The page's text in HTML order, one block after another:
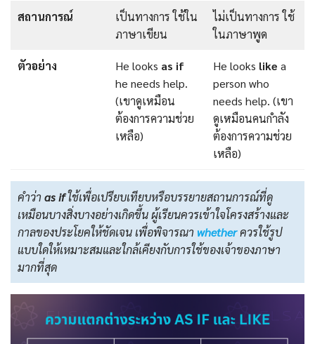
สถานการณ์
เป็นทางการ ใช้ใน
ภาษาเขียน
ไม่เป็นทางการ ใช้
ในภาษาพูด
ตัวอย่าง He looks as if
he needs help.
(เขาดูเหมือน
ต้องการความช่วย
เหลือ)
He looks like a
person who
needs help. (เขา
ดูเหมือนคนกำลัง
ต้องการความช่วย
เหลือ)
คำว่า as ifใช้เพื่อเปรียบเทียบหรือบรรยายสถานการณ์ที่ดู
เหมือนบางสิ่งบางอย่างเกิดขึ้น ผู้เรียนควรเข้าใจโครงสร้างและ
กาลของประโยคให้ชัดเจน เพื่อพิจารณา whetherควรใช้รูป
แบบใดให้เหมาะสมและใกล้เคียงกับการใช้ของเจ้าของภาษา
มากที่สุด